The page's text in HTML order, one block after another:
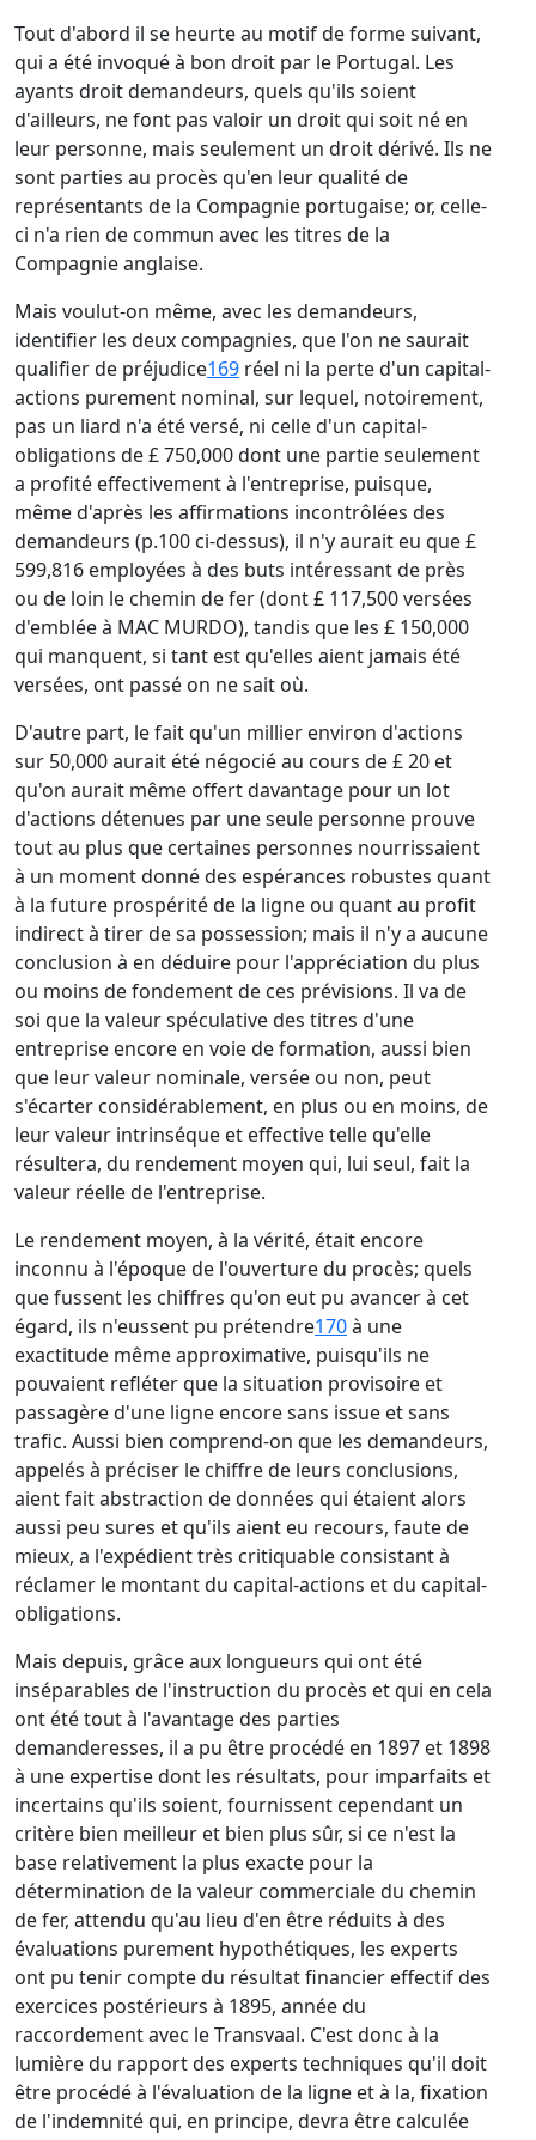
Tout d'abord il se heurte au motif de forme suivant,
qui a été invoqué à bon droit par le Portugal. Les
ayants droit demandeurs, quels qu'ils soient
d'ailleurs, ne font pas valoir un droit qui soit né en
leur personne, mais seulement un droit dérivé. Ils ne
sont parties au procès qu'en leur qualité de
représentants de la Compagnie portugaise; or, celle-
ci n'a rien de commun avec les titres de la
Compagnie anglaise.
Mais voulut-on même, avec les demandeurs,
identifier les deux compagnies, que l'on ne saurait
qualifier de préjudice169 réel ni la perte d'un capital-
actions purement nominal, sur lequel, notoirement,
pas un liard n'a été versé, ni celle d'un capital-
obligations de £ 750,000 dont une partie seulement
a profité effectivement à l'entreprise, puisque,
même d'après les affirmations incontrôlées des
demandeurs (p.100 ci-dessus), il n'y aurait eu que £
599,816 employées à des buts intéressant de près
ou de loin le chemin de fer (dont £ 117,500 versées
d'emblée à MAC MURDO), tandis que les £ 150,000
qui manquent, si tant est qu'elles aient jamais été
versées, ont passé on ne sait où.
D'autre part, le fait qu'un millier environ d'actions
sur 50,000 aurait été négocié au cours de £ 20 et
qu'on aurait même offert davantage pour un lot
d'actions détenues par une seule personne prouve
tout au plus que certaines personnes nourrissaient
à un moment donné des espérances robustes quant
à la future prospérité de la ligne ou quant au profit
indirect à tirer de sa possession; mais il n'y a aucune
conclusion à en déduire pour l'appréciation du plus
ou moins de fondement de ces prévisions. Il va de
soi que la valeur spéculative des titres d'une
entreprise encore en voie de formation, aussi bien
que leur valeur nominale, versée ou non, peut
s'écarter considérablement, en plus ou en moins, de
leur valeur intrinséque et effective telle qu'elle
résultera, du rendement moyen qui, lui seul, fait la
valeur réelle de l'entreprise.
Le rendement moyen, à la vérité, était encore
inconnu à l'époque de l'ouverture du procès; quels
que fussent les chiffres qu'on eut pu avancer à cet
égard, ils n'eussent pu prétendre170à une
exactitude même approximative, puisqu'ils ne
pouvaient refléter que la situation provisoire et
passagère d'une ligne encore sans issue et sans
trafic. Aussi bien comprend-on que les demandeurs,
appelés à préciser le chiffre de leurs conclusions,
aient fait abstraction de données qui étaient alors
aussi peu sures et qu'ils aient eu recours, faute de
mieux, a l'expédient très critiquable consistant à
réclamer le montant du capital-actions et du capital-
obligations.
Mais depuis, grâce aux longueurs qui ont été
inséparables de l'instruction du procès et qui en cela
ont été tout à l'avantage des parties
demanderesses, il a pu être procédé en 1897 et 1898
à une expertise dont les résultats, pour imparfaits et
incertains qu'ils soient, fournissent cependant un
critère bien meilleur et bien plus sûr, si ce n'est la
base relativement la plus exacte pour la
détermination de la valeur commerciale du chemin
de fer, attendu qu'au lieu d'en être réduits à des
évaluations purement hypothétiques, les experts
ont pu tenir compte du résultat financier effectif des
exercices postérieurs à 1895, année du
raccordement avec le Transvaal. C'est donc à la
lumière du rapport des experts techniques qu'il doit
être procédé à l'évaluation de la ligne et à la, fixation
de l'indemnité qui, en principe, devra être calculée